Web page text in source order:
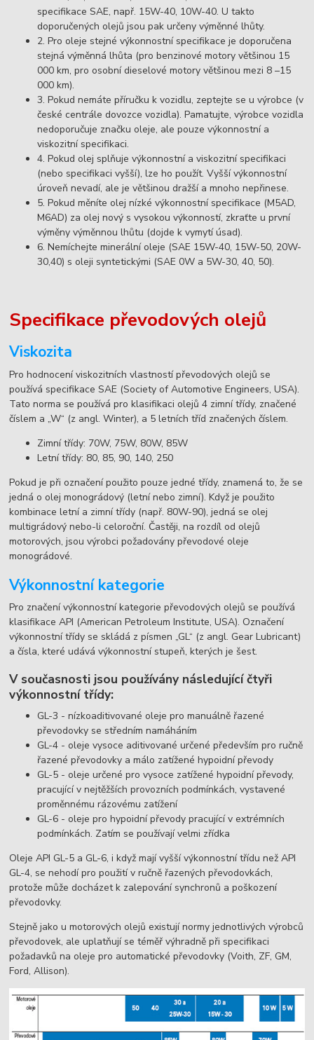
specifikace SAE, např. 15W-40, 10W-40. U takto
doporučených olejů jsou pak určeny výměnné lhůty.
2. Pro oleje stejné výkonnostní specifikace je doporučena
stejná výměnná lhůta (pro benzinové motory většinou 15
000 km, pro osobní dieselové motory většinou mezi 8 –15
000 km).
3. Pokud nemáte příručku k vozidlu, zeptejte se u výrobce (v
české centrále dovozce vozidla). Pamatujte, výrobce vozidla
nedoporučuje značku oleje, ale pouze výkonnostní a
viskozitní specifikaci.
4. Pokud olej splňuje výkonnostní a viskozitní specifikaci
(nebo specifikaci vyšší), lze ho použít. Vyšší výkonnostní
úroveň nevadí, ale je většinou dražší a mnoho nepřinese.
5. Pokud měníte olej nízké výkonnostní specifikace (M5AD,
M6AD) za olej nový s vysokou výkonností, zkraťte u první
výměny výměnnou lhůtu (dojde k vymytí úsad).
6. Nemíchejte minerální oleje (SAE 15W-40, 15W-50, 20W-
30,40) s oleji syntetickými (SAE 0W a 5W-30, 40, 50).
Specifikace převodových olejů
Viskozita
Pro hodnocení viskozitních vlastností převodových olejů se
používá specifikace SAE (Society of Automotive Engineers, USA).
Tato norma se používá pro klasifikaci olejů 4 zimní třídy, značené
číslem a „W“ (z angl. Winter), a 5 letních tříd značených číslem.
Zimní třídy: 70W, 75W, 80W, 85W
Letní třídy: 80, 85, 90, 140, 250
Pokud je při označení použito pouze jedné třídy, znamená to, že se
jedná o olej monográdový (letní nebo zimní). Když je použito
kombinace letní a zimní třídy (např. 80W-90), jedná se olej
multigrádový nebo-li celoroční. Častěji, na rozdíl od olejů
motorových, jsou výrobci požadovány převodové oleje
monográdové.
Výkonnostní kategorie
Pro značení výkonnostní kategorie převodových olejů se používá
klasifikace API (American Petroleum Institute, USA). Označení
výkonnostní třídy se skládá z písmen „GL“ (z angl. Gear Lubricant)
a čísla, které udává výkonnostní stupeň, kterých je šest.
V současnosti jsou používány následující čtyři
výkonnostní třídy:
GL-3 - nízkoaditivované oleje pro manuálně řazené
převodovky se středním namáháním
GL-4 - oleje vysoce aditivované určené především pro ručně
řazené převodovky a málo zatížené hypoidní převody
GL-5 - oleje určené pro vysoce zatížené hypoidní převody,
pracující v nejtěžších provozních podmínkách, vystavené
proměnnému rázovému zatížení
GL-6 - oleje pro hypoidní převody pracující v extrémních
podmínkách. Zatím se používají velmi zřídka
Oleje API GL-5 a GL-6, i když mají vyšší výkonnostní třídu než API
GL-4, se nehodí pro použití v ručně řazených převodovkách,
protože může docházet k zalepování synchronů a poškození
převodovky.
Stejně jako u motorových olejů existují normy jednotlivých výrobců
převodovek, ale uplatňují se téměř výhradně při specifikaci
požadavků na oleje pro automatické převodovky (Voith, ZF, GM,
Ford, Allison).